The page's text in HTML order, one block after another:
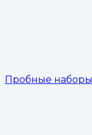
Пробные наборы